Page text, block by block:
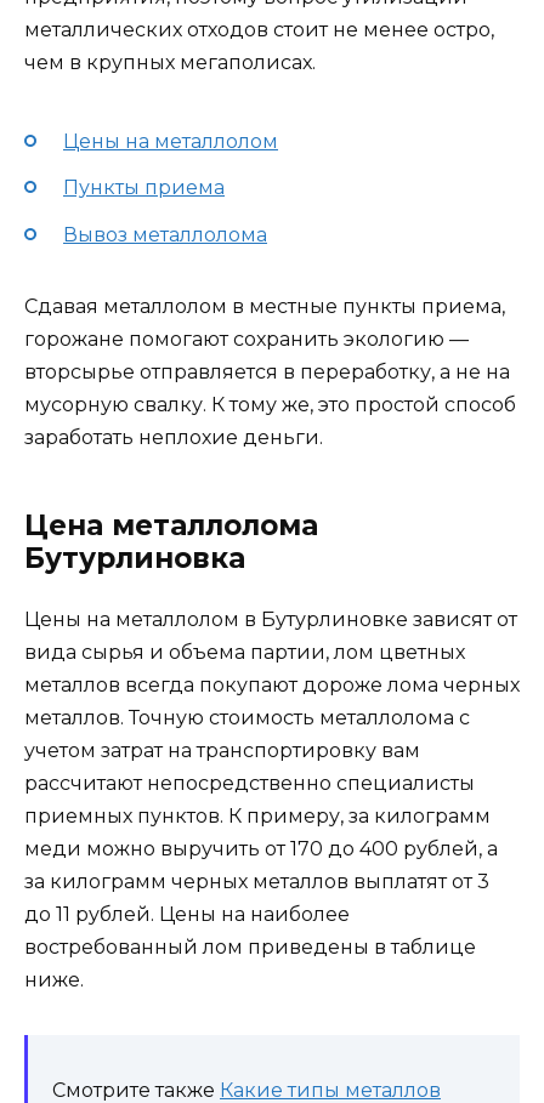
металлических отходов стоит не менее остро,
чем в крупных мегаполисах.
Цены на металлолом
Пункты приема
Вывоз металлолома
Сдавая металлолом в местные пункты приема,
горожане помогают сохранить экологию —
вторсырье отправляется в переработку, а не на
мусорную свалку. К тому же, это простой способ
заработать неплохие деньги.
Цена металлолома
Бутурлиновка
Цены на металлолом в Бутурлиновке зависят от
вида сырья и объема партии, лом цветных
металлов всегда покупают дороже лома черных
металлов. Точную стоимость металлолома с
учетом затрат на транспортировку вам
рассчитают непосредственно специалисты
приемных пунктов. К примеру, за килограмм
меди можно выручить от 170 до 400 рублей, а
за килограмм черных металлов выплатят от 3
до 11 рублей. Цены на наиболее
востребованный лом приведены в таблице
ниже.
Смотрите также Какие типы металлов